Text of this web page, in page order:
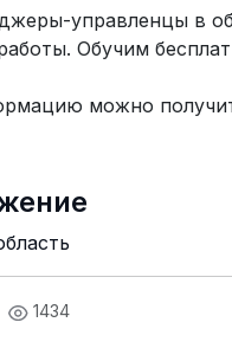
управленцы в
Обучим
можно
1434